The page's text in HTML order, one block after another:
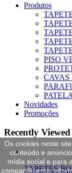
Os cookies neste
conteúdo e
mídia social e para
compartilhamos
Produtos
PISO
CAVAS
Novidades
Promoções
Recently Viewed
TAPETES